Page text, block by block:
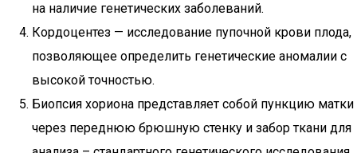
на наличие генетических заболеваний.
Кордоцентез — исследование пупочной крови плода,
позволяющее определить генетические аномалии с
высокой точностью.
Биопсия хориона представляет собой пункцию матки
через переднюю брюшную стенку и забор ткани для